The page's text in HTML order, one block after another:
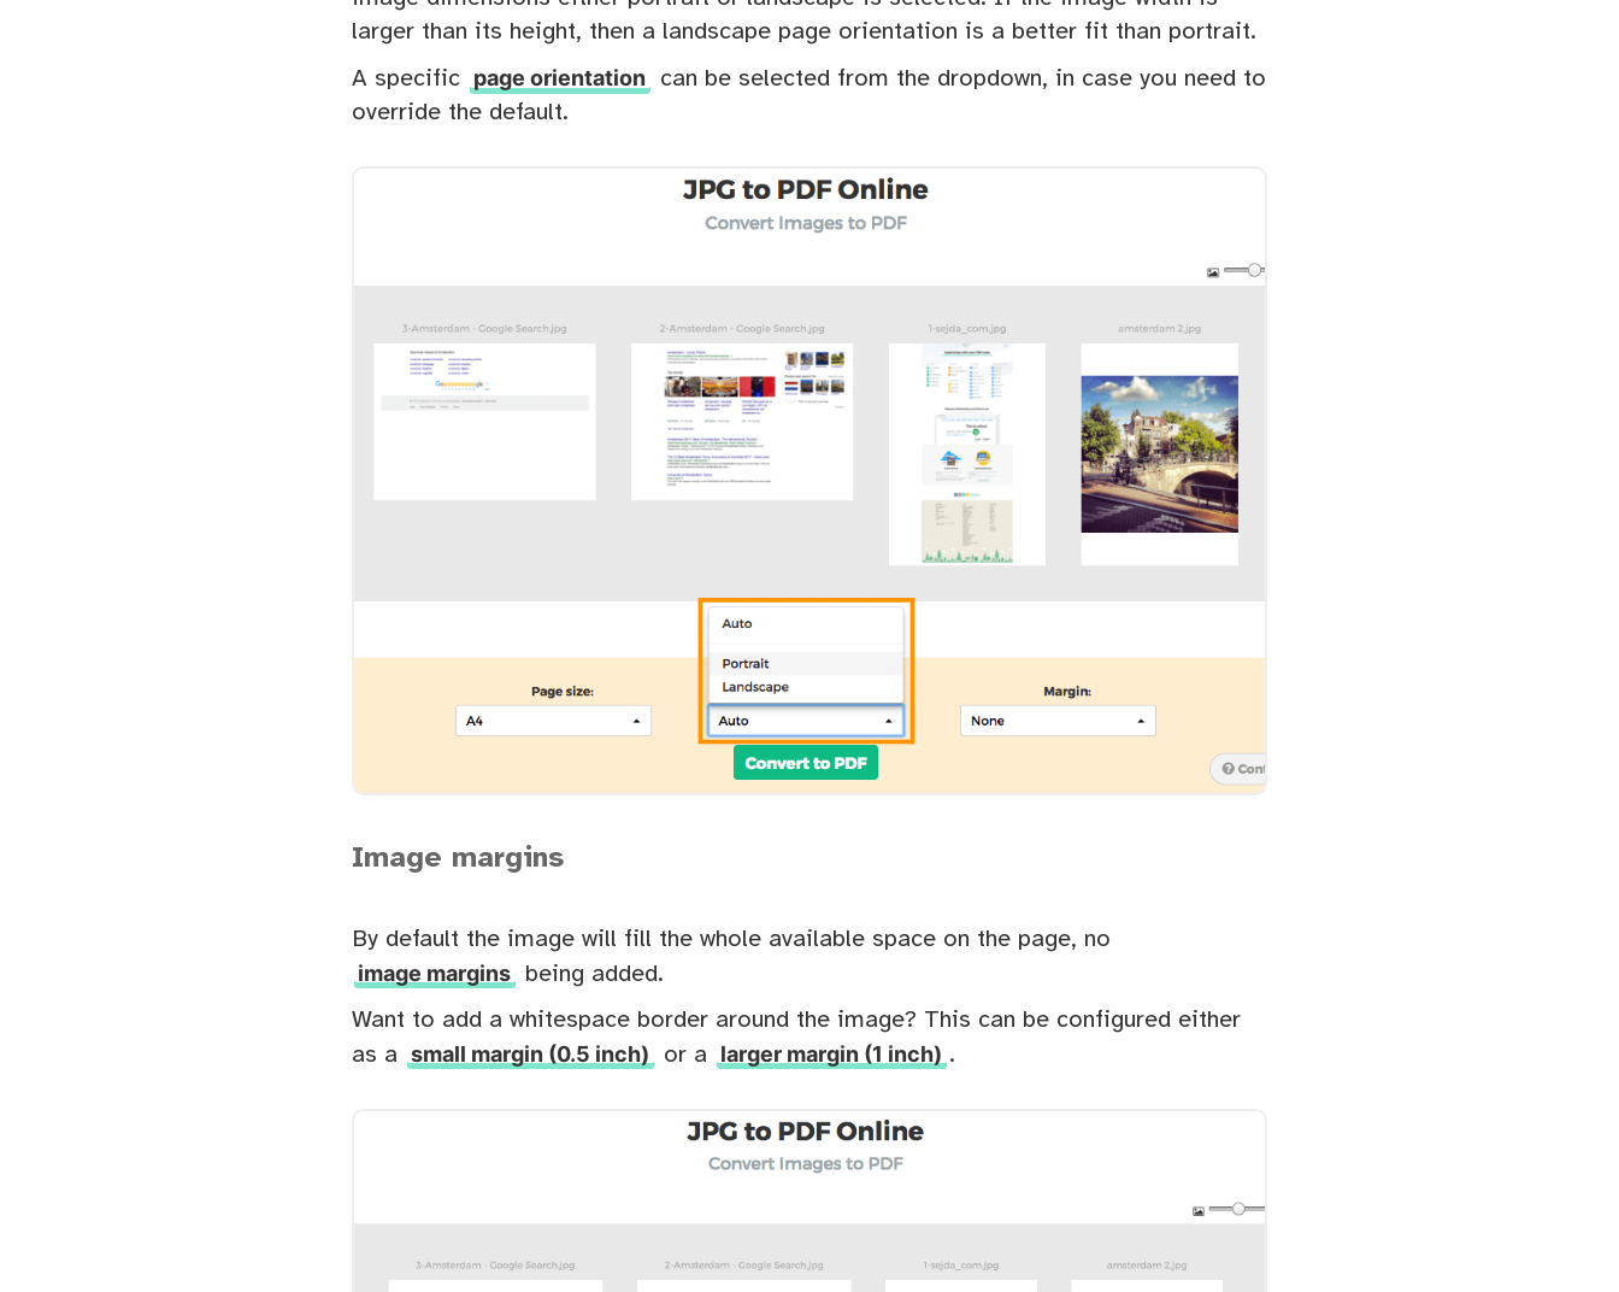
larger than its height, then a landscape page orientation is a better fit than portrait.
A specific page orientation
can be selected from the dropdown, in case you need to
override the default.
Image margins
By default the image will fill the whole available space on the page, no
image margins
being added.
Want to add a whitespace border around the image? This can be configured either
as a small margin (0.5 inch) or a larger margin (1 inch) .